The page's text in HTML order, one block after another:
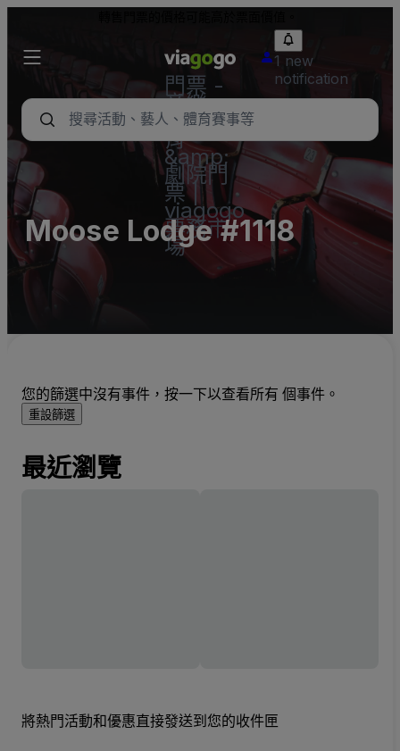
門票 -
音樂
會、體
育
&amp;
劇院門
票 |
viagogo
票務市
場
1 new
notification
Moose Lodge #1118
您的篩選中沒有事件，按一下以查看所有 個事件。
重設篩選
最近瀏覽
將熱門活動和優惠直接發送到您的收件匣